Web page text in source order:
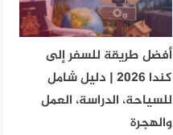
أفضل طريقة للسفر إلى
كندا 2026 | دليل شامل
للسياحة، الدراسة، العمل
والهجرة